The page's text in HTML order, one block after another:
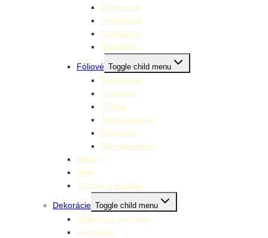
Chrómové
Priehľadné
S potlačou
Špeciálne
Fóliové Toggle child menu
Tématické
Chodiace
Číslice
Jednofarebné
Zvieratká
Narodeninové
Hélium
Sety
Ťažítka a doplnky
Dekorácie Toggle child menu
Girlandy a výzdoby
Lampióny